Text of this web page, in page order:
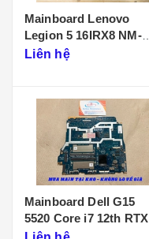
Mainboard Lenovo
Legion 5 16IRX8 NM-
F901
Liên hệ
Mainboard Dell G15
5520 Core i7 12th RTX
3050 LA-655P